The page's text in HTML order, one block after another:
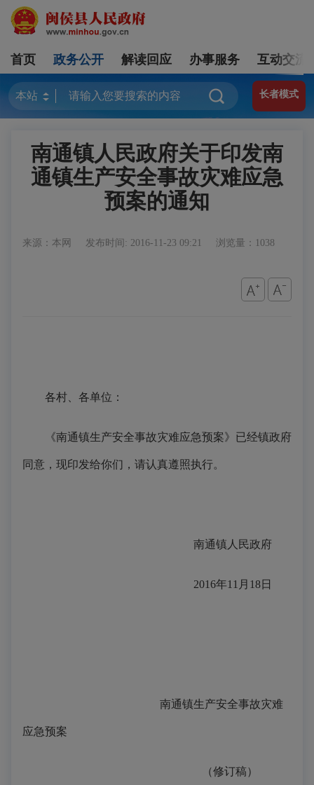
首页 政务公开 解读回应 办事服务 互动交流
长者模式
南通镇人民政府关于印发南
通镇生产安全事故灾难应急
预案的通知
来源：本网 发布时间: 2016-11-23 09:21 浏览量：1038
各村、各单位：
《南通镇生产安全事故灾难应急预案》已经镇政府
同意，现印发给你们，请认真遵照执行。
南通镇人民政府
2016年11月18日
南通镇生产安全事故灾难
应急预案
（修订稿）